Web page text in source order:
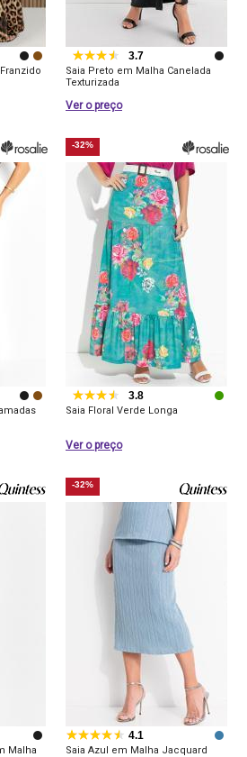
3.7
Saia Preto em Malha Canelada
Texturizada
Ver o preço
-32%
3.8
Saia Floral Verde Longa
Ver o preço
Malha
-32%
4.1
Saia Azul em Malha Jacquard